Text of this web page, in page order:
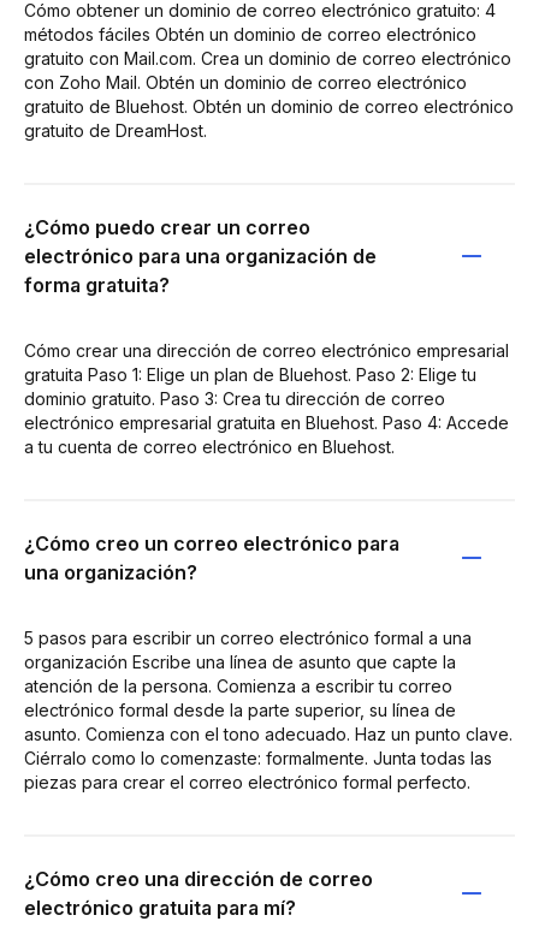
Cómo obtener un dominio de correo electrónico gratuito: 4
métodos fáciles Obtén un dominio de correo electrónico
gratuito con Mail.com. Crea un dominio de correo electrónico
con Zoho Mail. Obtén un dominio de correo electrónico
gratuito de Bluehost. Obtén un dominio de correo electrónico
gratuito de DreamHost.
¿Cómo puedo crear un correo
electrónico para una organización de
forma gratuita?
Cómo crear una dirección de correo electrónico empresarial
gratuita Paso 1: Elige un plan de Bluehost. Paso 2: Elige tu
dominio gratuito. Paso 3: Crea tu dirección de correo
electrónico empresarial gratuita en Bluehost. Paso 4: Accede
a tu cuenta de correo electrónico en Bluehost.
¿Cómo creo un correo electrónico para
una organización?
5 pasos para escribir un correo electrónico formal a una
organización Escribe una línea de asunto que capte la
atención de la persona. Comienza a escribir tu correo
electrónico formal desde la parte superior, su línea de
asunto. Comienza con el tono adecuado. Haz un punto clave.
Ciérralo como lo comenzaste: formalmente. Junta todas las
piezas para crear el correo electrónico formal perfecto.
¿Cómo creo una dirección de correo
electrónico gratuita para mí?